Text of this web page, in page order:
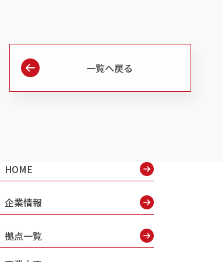
一覧へ戻る
HOME
企業情報
拠点一覧